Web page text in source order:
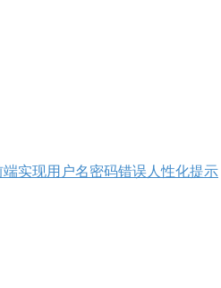
实现用户名密码错误人性化提示